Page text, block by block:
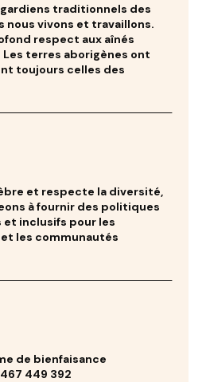
traditionnels des
nous vivons et travaillons.
respect aux aînés
terres aborigènes ont
toujours celles des
et respecte la diversité,
à fournir des politiques
et inclusifs pour les
les communautés
de bienfaisance
449 392